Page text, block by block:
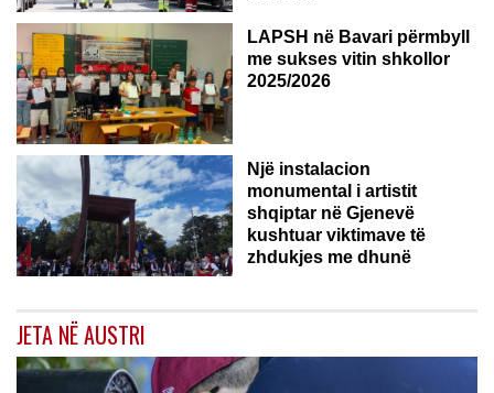
LAPSH në Bavari përmbyll
me sukses vitin shkollor
2025/2026
Një instalacion
monumental i artistit
shqiptar në Gjenevë
kushtuar viktimave të
zhdukjes me dhunë
JETA NË AUSTRI